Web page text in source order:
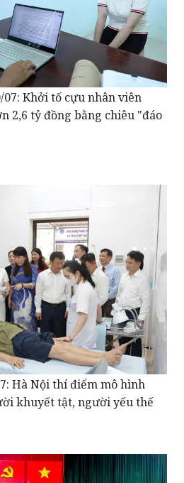
Khởi tố cựu nhân viên
2,6 tỷ đồng bằng chiêu "đáo
Hà Nội thí điểm mô hình
khuyết tật, người yếu thế